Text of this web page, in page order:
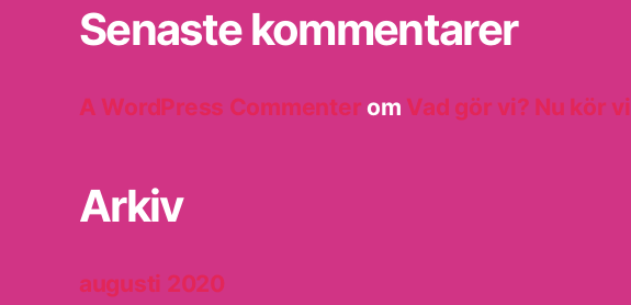
Senaste kommentarer
A WordPress Commenter om Vad gör vi? Nu kör vi
Arkiv
augusti 2020